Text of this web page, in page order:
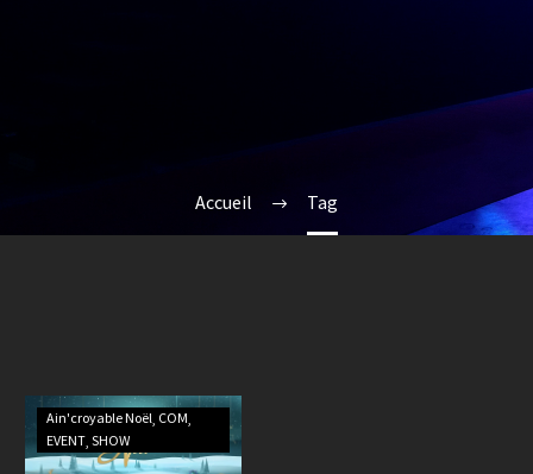
Accueil Tag
Ain'croyable Noël COM
EVENT SHOW